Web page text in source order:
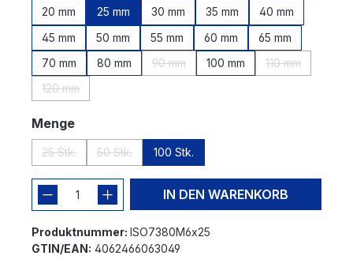
20 mm
25 mm 30 mm 35 mm
40 mm
45 mm
50 mm 55 mm 60 mm
65 mm
70 mm
80 mm 90 mm 100 mm 110 mm
120 mm
Mengeauswählen
25 Stk. 50 Stk. 100 Stk.
IN DEN WARENKORB
Produktnummer: ISO7380M6x25
GTIN/EAN: 4062466063049